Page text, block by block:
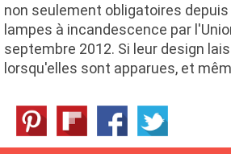
non seulement obligatoires
lampes à incandescence par
septembre 2012. Si leur design
lorsqu'elles sont apparues, et